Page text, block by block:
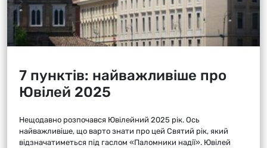
7 пунктів: найважливіше про
Ювілей 2025
Нещодавно розпочався Ювілейний 2025 рік. Ось
найважливіше, що варто знати про цей Святий рік, який
відзначатиметься під гаслом «Паломники надії». Ювілей